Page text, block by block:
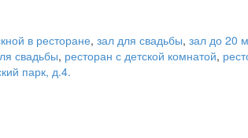
в ресторане, зал для свадьбы, зал до 20
свадьбы, ресторан с детской комнатой,
парк, д.4.